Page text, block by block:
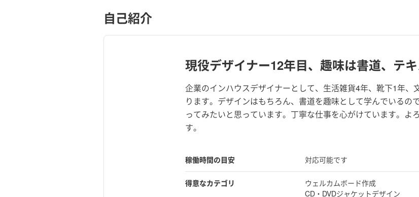
自己紹介
現役デザイナー12年目、趣味は書道、テ
企業のインハウスデザイナーとして、生活雑貨4年、靴下1年、
ります。デザインはもちろん、書道を趣味として学んでいるの
ってみたいと思っています。丁寧な仕事を心がけています。よ
す。
稼働時間の目安 対応可能です
得意なカテゴリ
ウェルカムボード作成
CD・DVDジャケットデザイン